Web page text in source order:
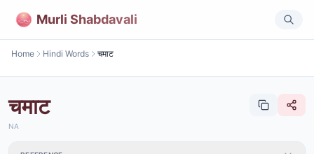
Murli Shabdavali
Home Hindi Words चमाट
चमाट
NA